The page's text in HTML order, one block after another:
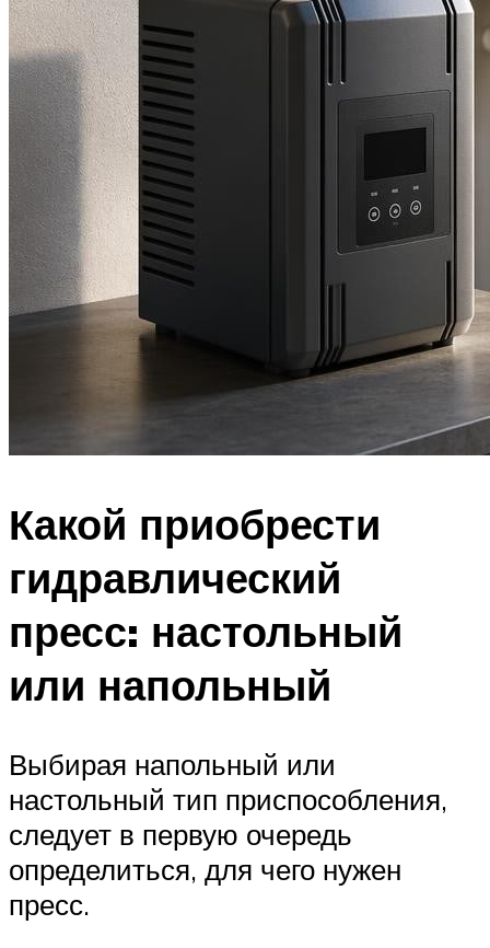
Какой приобрести
гидравлический
пресс: настольный
или напольный
Выбирая напольный или
настольный тип приспособления,
следует в первую очередь
определиться, для чего нужен
пресс.